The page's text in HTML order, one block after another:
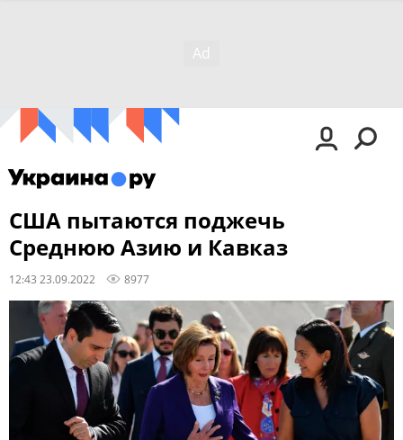
США пытаются поджечь
Среднюю Азию и Кавказ
12:43 23.09.2022 8977